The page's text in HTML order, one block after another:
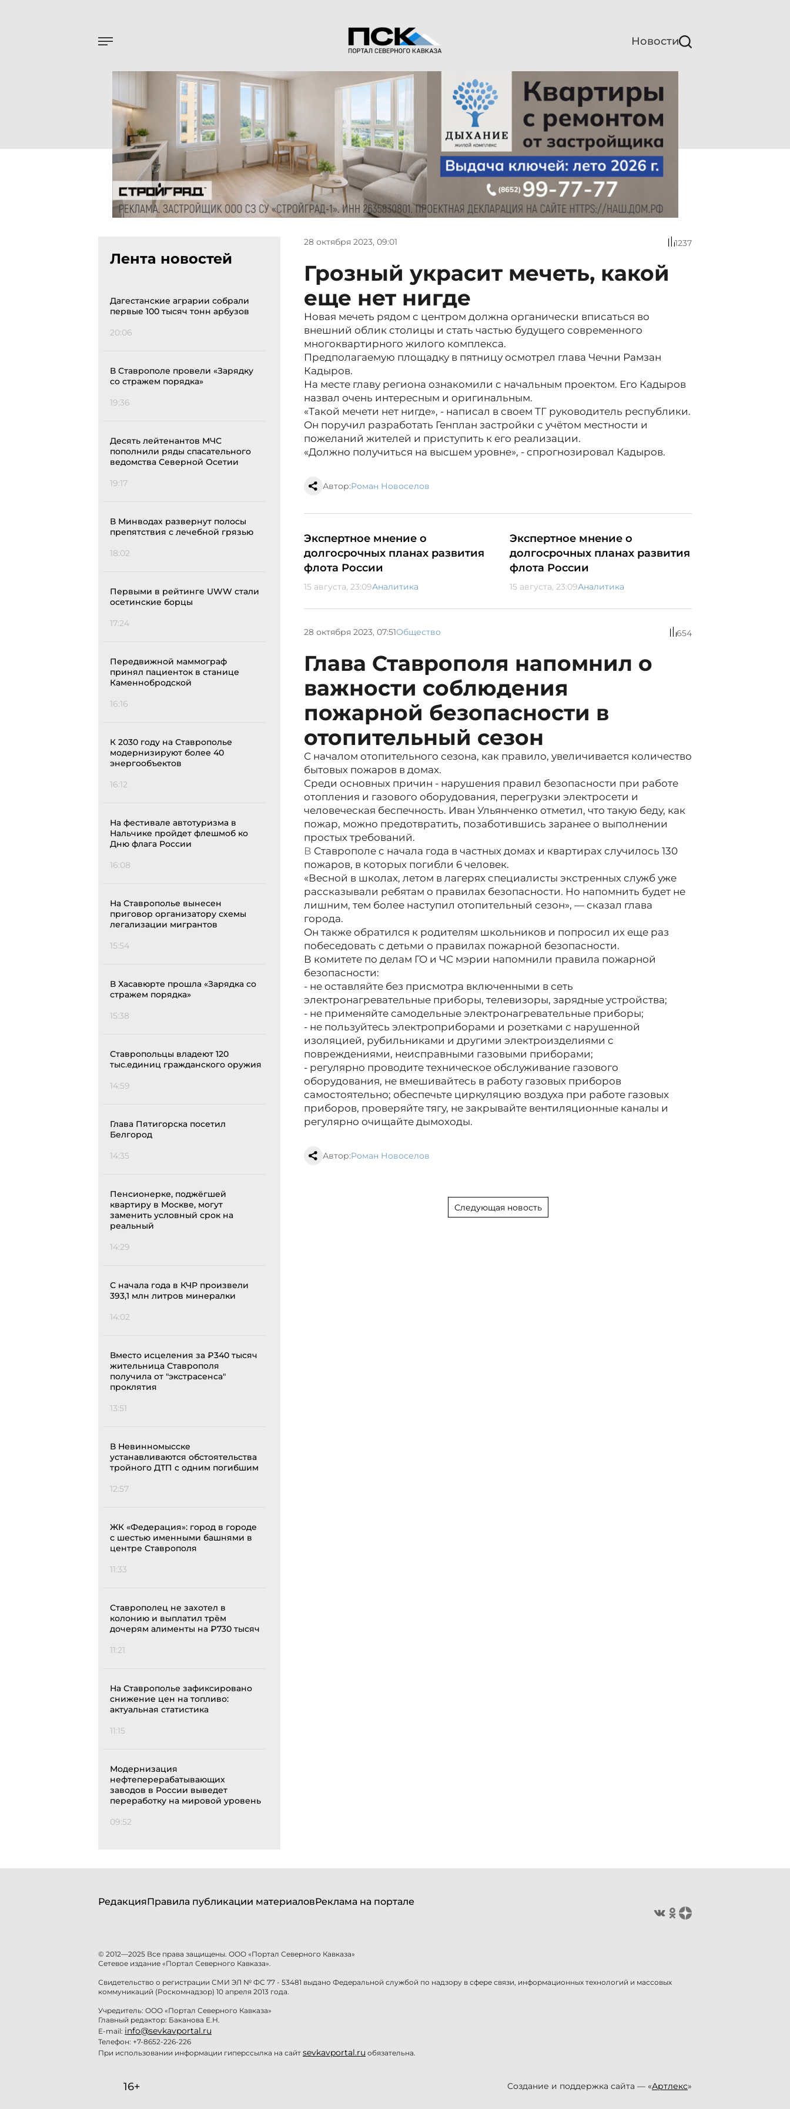
Новости
Лента новостей
Дагестанские аграрии собрали
первые 100 тысяч тонн арбузов
20:06
В Ставрополе провели «Зарядку
со стражем порядка»
19:36
Десять лейтенантов МЧС
пополнили ряды спасательного
ведомства Северной Осетии
19:17
В Минводах развернут полосы
препятствия с лечебной грязью
18:02
Первыми в рейтинге UWW стали
осетинские борцы
17:24
Передвижной маммограф
принял пациенток в станице
Каменнобродской
16:16
К 2030 году на Ставрополье
модернизируют более 40
энергообъектов
16:12
На фестивале автотуризма в
Нальчике пройдет флешмоб ко
Дню флага России
16:08
На Ставрополье вынесен
приговор организатору схемы
легализации мигрантов
15:54
В Хасавюрте прошла «Зарядка со
стражем порядка»
15:38
Ставропольцы владеют 120
тыс.единиц гражданского оружия
14:59
Глава Пятигорска посетил
Белгород
14:35
Пенсионерке, поджёгшей
квартиру в Москве, могут
заменить условный срок на
реальный
14:29
С начала года в КЧР произвели
393,1 млн литров минералки
14:02
Вместо исцеления за ₽340 тысяч
жительница Ставрополя
получила от "экстрасенса"
проклятия
13:51
В Невинномысске
устанавливаются обстоятельства
тройного ДТП с одним погибшим
12:57
ЖК «Федерация»: город в городе
с шестью именными башнями в
центре Ставрополя
11:33
Ставрополец не захотел в
колонию и выплатил трём
дочерям алименты на ₽730 тысяч
11:21
На Ставрополье зафиксировано
снижение цен на топливо:
актуальная статистика
11:15
Модернизация
нефтеперерабатывающих
заводов в России выведет
переработку на мировой уровень
09:52
28 октября 2023, 09:01 1237
Грозный украсит мечеть, какой
еще нет нигде
Новая мечеть рядом с центром должна органически вписаться во
внешний облик столицы и стать частью будущего современного
многоквартирного жилого комплекса.
Предполагаемую площадку в пятницу осмотрел глава Чечни Рамзан
Кадыров.
На месте главу региона ознакомили с начальным проектом. Его Кадыров
назвал очень интересным и оригинальным.
«Такой мечети нет нигде», - написал в своем ТГ руководитель республики.
Он поручил разработать Генплан застройки с учётом местности и
пожеланий жителей и приступить к его реализации.
«Должно получиться на высшем уровне», - спрогнозировал Кадыров.
Автор:Роман Новоселов
Экспертное мнение о
долгосрочных планах развития
флота России
15 августа, 23:09Аналитика
Экспертное мнение о
долгосрочных планах развития
флота России
15 августа, 23:09Аналитика
28 октября 2023, 07:51Общество 654
Глава Ставрополя напомнил о
важности соблюдения
пожарной безопасности в
отопительный сезон
С началом отопительного сезона, как правило, увеличивается количество
бытовых пожаров в домах.
Среди основных причин - нарушения правил безопасности при работе
отопления и газового оборудования, перегрузки электросети и
человеческая беспечность. Иван Ульянченко отметил, что такую беду, как
пожар, можно предотвратить, позаботившись заранее о выполнении
простых требований.
В Ставрополе с начала года в частных домах и квартирах случилось 130
пожаров, в которых погибли 6 человек.
«Весной в школах, летом в лагерях специалисты экстренных служб уже
рассказывали ребятам о правилах безопасности. Но напомнить будет не
лишним, тем более наступил отопительный сезон», — сказал глава
города.
Он также обратился к родителям школьников и попросил их еще раз
побеседовать с детьми о правилах пожарной безопасности.
В комитете по делам ГО и ЧС мэрии напомнили правила пожарной
безопасности:
- не оставляйте без присмотра включенными в сеть
электронагревательные приборы, телевизоры, зарядные устройства;
- не применяйте самодельные электронагревательные приборы;
- не пользуйтесь электроприборами и розетками с нарушенной
изоляцией, рубильниками и другими электроизделиями с
повреждениями, неисправными газовыми приборами;
- регулярно проводите техническое обслуживание газового
оборудования, не вмешивайтесь в работу газовых приборов
самостоятельно; обеспечьте циркуляцию воздуха при работе газовых
приборов, проверяйте тягу, не закрывайте вентиляционные каналы и
регулярно очищайте дымоходы.
Автор:Роман Новоселов
Следующая новость
РедакцияПравила публикации материаловРеклама на портале
© 2012—2025 Все права защищены. ООО «Портал Северного Кавказа»
Сетевое издание «Портал Северного Кавказа».
Свидетельство о регистрации СМИ ЭЛ № ФС 77 - 53481 выдано Федеральной службой по надзору в сфере связи, информационных технологий и массовых
коммуникаций (Роскомнадзор) 10 апреля 2013 года.
Учредитель: ООО «Портал Северного Кавказа»
Главный редактор: Баканова Е.Н.
E-mail: info@sevkavportal.ru
Телефон: +7-8652-226-226
При использовании информации гиперссылка на сайт sevkavportal.ru обязательна.
16+ Создание и поддержка сайта — «Артлекс»